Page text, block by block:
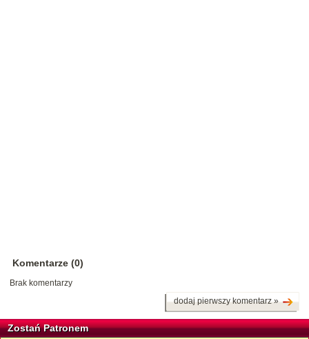
Komentarze (0)
Brak komentarzy
dodaj pierwszy komentarz »
Zostań Patronem